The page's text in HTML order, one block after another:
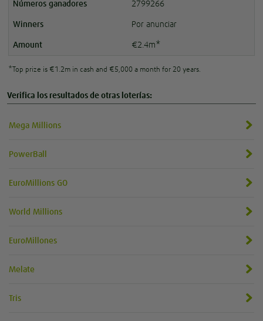
2799266
Por anunciar
€2.4m*
*Top prize is €1.2m in cash and €5,000 a month for 20 years.
Verifica los resultados de otras loterías:
Mega Millions
PowerBall
EuroMillions GO
World Millions
EuroMillones
Melate
Tris